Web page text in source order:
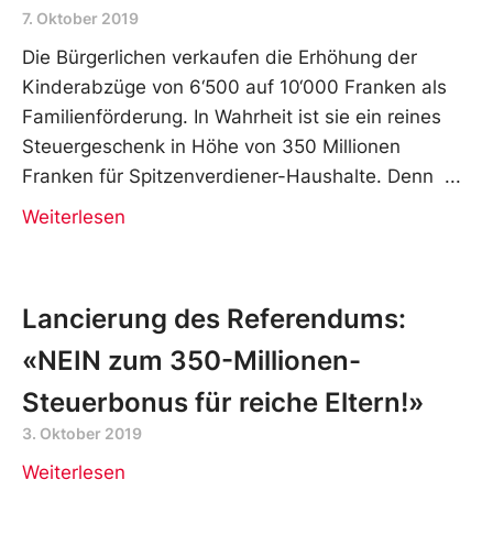
7. Oktober 2019
Die Bürgerlichen verkaufen die Erhöhung der
Kinderabzüge von 6‘500 auf 10‘000 Franken als
Familienförderung. In Wahrheit ist sie ein reines
Steuergeschenk in Höhe von 350 Millionen
Franken für Spitzenverdiener-Haushalte. Denn
Weiterlesen
Lancierung des Referendums:
«NEIN zum 350-Millionen-
Steuerbonus für reiche Eltern!»
3. Oktober 2019
Weiterlesen